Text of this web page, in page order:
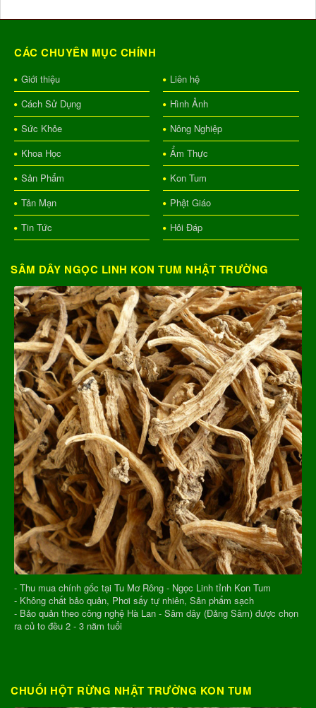
CÁC CHUYÊN MỤC CHÍNH
Giới thiệu
Liên hệ
Cách Sử Dụng
Hình Ảnh
Sức Khỏe
Nông Nghiệp
Khoa Học
Ẩm Thực
Sản Phẩm
Kon Tum
Tản Mạn
Phật Giáo
Tin Tức
Hỏi Đáp
SÂM DÂY NGỌC LINH KON TUM NHẬT TRƯỜNG
- Thu mua chính gốc tại Tu Mơ Rông - Ngọc Linh tỉnh Kon Tum
- Không chất bảo quản, Phơi sấy tự nhiên, Sản phẩm sạch
- Bảo quản theo công nghệ Hà Lan - Sâm dây (Đảng Sâm) được chọn
ra củ to đều 2 - 3 năm tuổi
CHUỐI HỘT RỪNG NHẬT TRƯỜNG KON TUM